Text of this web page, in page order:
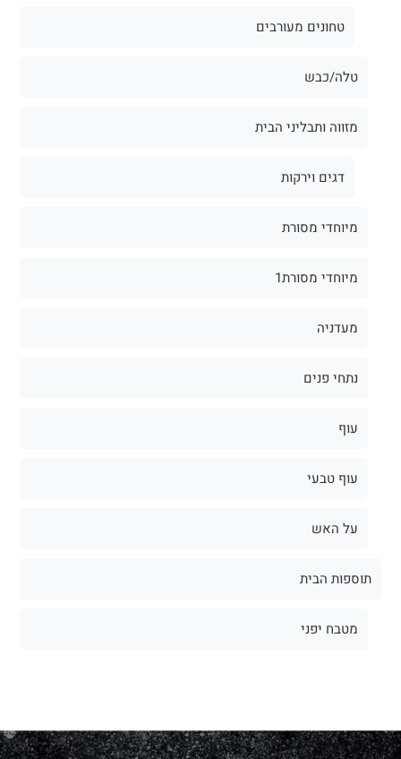
טחונים מעורבים
טלה/כבש
מזווה ותבליני הבית
דגים וירקות
מיוחדי מסורת
מיוחדי מסורת1
מעדניה
נתחי פנים
עוף
עוף טבעי
על האש
תוספות הבית
מטבח יפני